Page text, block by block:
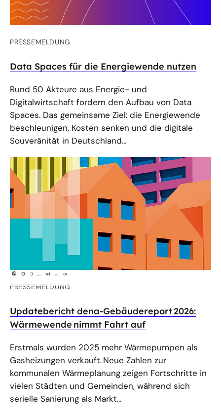
PRESSEMELDUNG
Data Spaces für die Energiewende nutzen
Rund 50 Akteure aus Energie- und
Digitalwirtschaft fordern den Aufbau von Data
Spaces. Das gemeinsame Ziel: die Energiewende
beschleunigen, Kosten senken und die digitale
Souveränität in Deutschland...
©
Pau l
E i s
PRESSEMELDUNG
Updatebericht dena-Gebäudereport 2026:
Wärmewende nimmt Fahrt auf
Erstmals wurden 2025 mehr Wärmepumpen als
Gasheizungen verkauft. Neue Zahlen zur
kommunalen Wärmeplanung zeigen Fortschritte in
vielen Städten und Gemeinden, während sich
serielle Sanierung als Markt...